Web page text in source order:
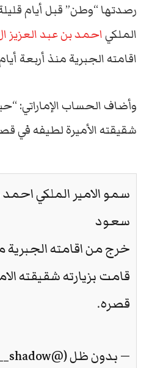
رصدتها “وطن” قبل أيام
الملكياحمد بن عبد العزيز
اقامته الجبرية منذ أربعة
وأضاف الحساب الإماراتي:
شقيقته الأميرة لطيفه في
سمو الامير الملكي احمد
سعود
خرج من اقامته الجبرية
قامت بزيارته شقيقته
قصره.
— بدون ظل (@without__shadow)